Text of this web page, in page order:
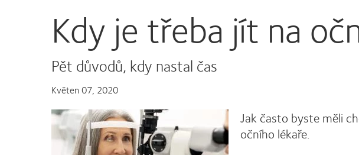
Kdy je třeba jít na
Pět důvodů, kdy nastal čas
Květen 07, 2020
Jak často byste měli
očního lékaře.